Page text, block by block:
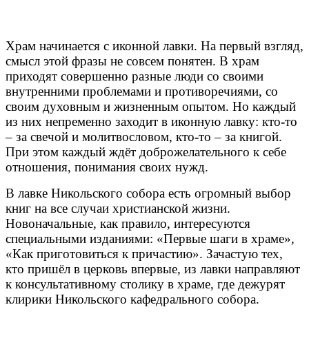
Храм начинается с иконной лавки. На первый взгляд,
смысл этой фразы не совсем понятен. В храм
приходят совершенно разные люди со своими
внутренними проблемами и противоречиями, со
своим духовным и жизненным опытом. Но каждый
из них непременно заходит в иконную лавку: кто-то
– за свечой и молитвословом, кто-то – за книгой.
При этом каждый ждёт доброжелательного к себе
отношения, понимания своих нужд.
В лавке Никольского собора есть огромный выбор
книг на все случаи христианской жизни.
Новоначальные, как правило, интересуются
специальными изданиями: «Первые шаги в храме»,
«Как приготовиться к причастию». Зачастую тех,
кто пришёл в церковь впервые, из лавки направляют
к консультативному столику в храме, где дежурят
клирики Никольского кафедрального собора.